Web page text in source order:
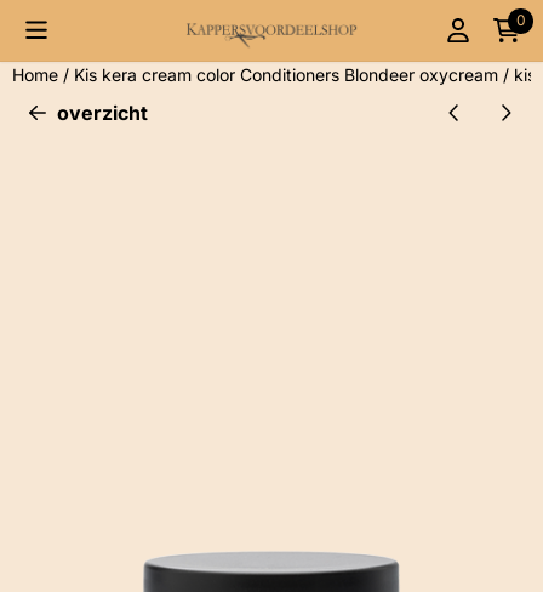
0
Home / Kis kera cream color Conditioners Blondeer oxycream / kis
overzicht